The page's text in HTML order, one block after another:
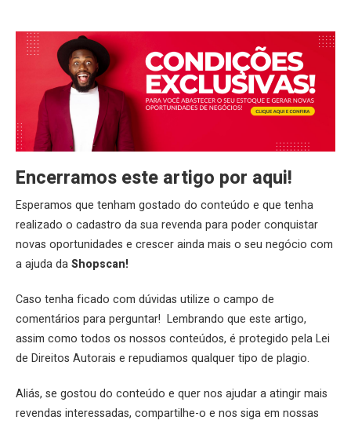
Encerramos este artigo por aqui!
Esperamos que tenham gostado do conteúdo e que tenha
realizado o cadastro da sua revenda para poder conquistar
novas oportunidades e crescer ainda mais o seu negócio com
a ajuda daShopscan!
Caso tenha ficado com dúvidas utilize o campo de
comentários para perguntar! Lembrando que este artigo,
assim como todos os nossos conteúdos, é protegido pela Lei
de Direitos Autorais e repudiamos qualquer tipo de plagio.
Aliás, se gostou do conteúdo e quer nos ajudar a atingir mais
revendas interessadas, compartilhe-o e nos siga em nossas